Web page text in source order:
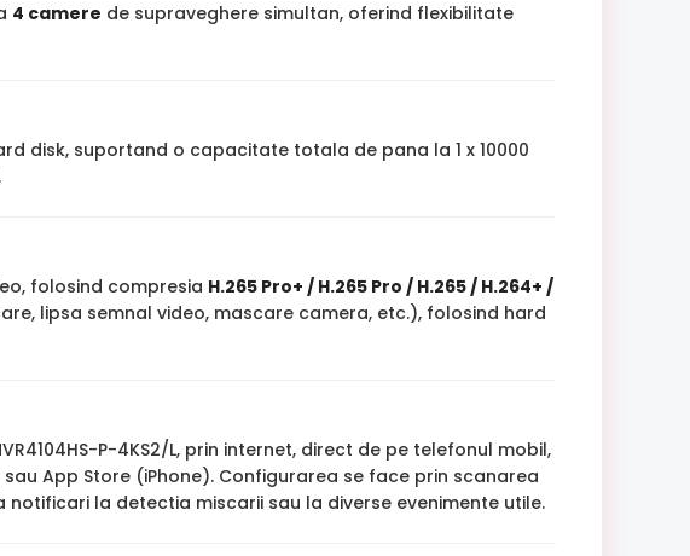
4 camere de supraveghere simultan, oferind flexibilitate
disk, suportand o capacitate totala de pana la 1 x 10000
folosind compresia H.265 Pro+ / H.265 Pro / H.265 / H.264+ /
lipsa semnal video, mascare camera, etc.), folosind hard
P-4KS2/L, prin internet, direct de pe telefonul mobil,
App Store (iPhone). Configurarea se face prin scanarea
la detectia miscarii sau la diverse evenimente utile.